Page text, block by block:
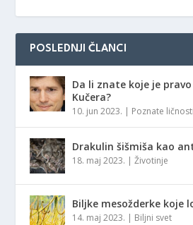
POSLEDNJI ČLANCI
Da li znate koje je
Kučera?
10. jun 2023. | Poznate ličnosti
Drakulin šišmiša kao
18. maj 2023. |Životinje
Biljke mesožderke koje
14. maj 2023. | Biljni svet